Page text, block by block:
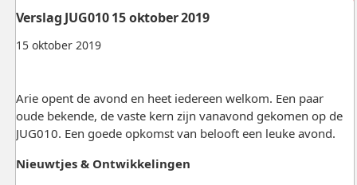
15 oktober 2019
Verslag JUG010 15 oktober 2019
Arie opent de avond en heet iedereen welkom. Een paar
oude bekende, de vaste kern zijn vanavond gekomen op de
JUG010. Een goede opkomst van belooft een leuke avond.
Nieuwtjes & Ontwikkelingen